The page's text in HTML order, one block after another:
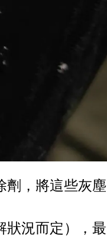
劑，將這些灰塵
狀況而定），最